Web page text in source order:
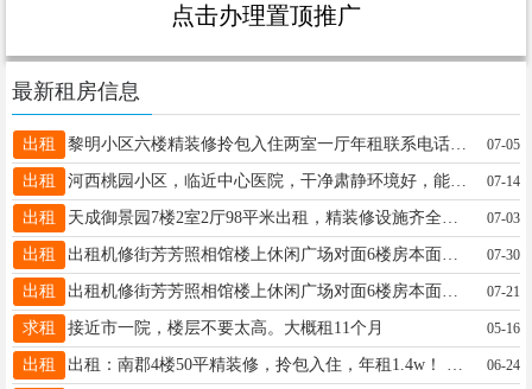
点击办理置顶推广
最新租房信息
出租 黎明小区六楼精装修拎包入住两室一厅年租联系电话13846678388 07-05
出租 河西桃园小区，临近中心医院，干净肃静环境好，能洗澡可做饭，短租。 07-14
出租 天成御景园7楼2室2厅98平米出租，精装修设施齐全可拎包入住，小区地点好毗邻大商集团华辰超市区政府交通便利。 07-03
出租 07-30
出租 07-21
求租 接近市一院，楼层不要太高。大概租11个月 05-16
出租 06-24